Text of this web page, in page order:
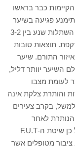
כבר בראשו
פגיעה בשיער
הקיים. אדם המקריח לגמרי יהיה זקוק למספר השתלות שנע בין 3-2
תוצאות טובות
התורם. שיער
השיער יוותר דליל,
לעומת מצבו
והותרת צלקת אינה
בקרב צעירים
לאחר
ההשתלה תיראה, למרות היותה מינימלית, ועל כן שיטת ה-F.U.T
מטופלים אשר